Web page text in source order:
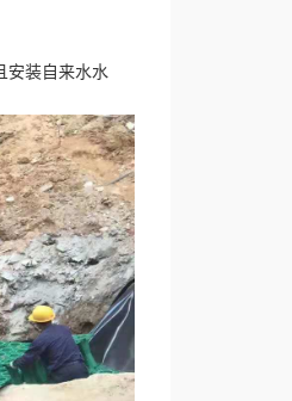
安装自来水水